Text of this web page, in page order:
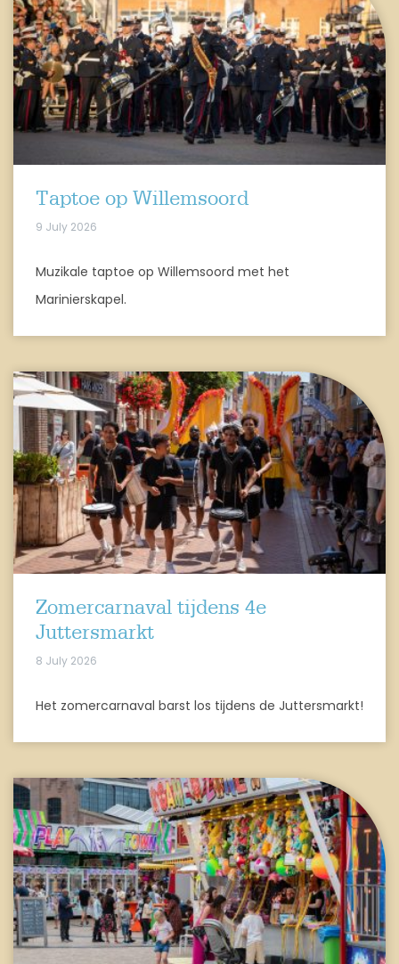
Taptoe op Willemsoord
9 July 2026
Muzikale taptoe op Willemsoord met het
Marinierskapel.
Zomercarnaval tijdens 4e
Juttersmarkt
8 July 2026
Het zomercarnaval barst los tijdens de Juttersmarkt!